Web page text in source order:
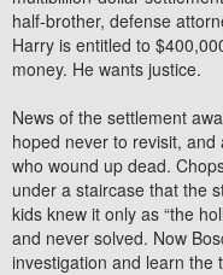
half-brother, defense
Harry is entitled to
money. He wants justice.
News of the settlement
hoped never to revisit,
who wound up dead.
under a staircase that the
kids knew it only as “the
and never solved. Now
investigation and learn the